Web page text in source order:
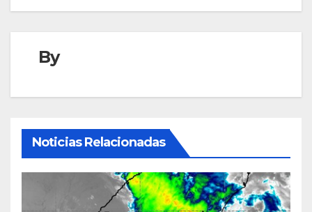
By
Noticias Relacionadas